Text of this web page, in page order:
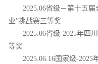
2025.06省级－第十五
业”挑战赛三等奖
2025.06省级-2025年四
等奖
2025.06.16国家级-